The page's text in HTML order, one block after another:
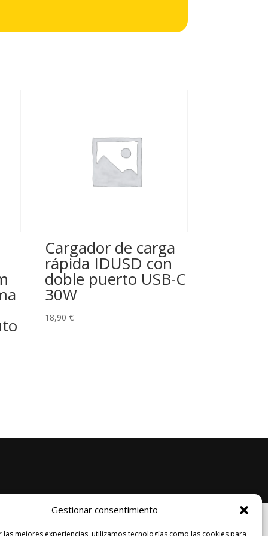
Gestionar consentimiento
las mejores experiencias, utilizamos tecnologías como las cookies para
Cargador de carga
rápida IDUSD con
doble puerto USB-C
30W
18,90€